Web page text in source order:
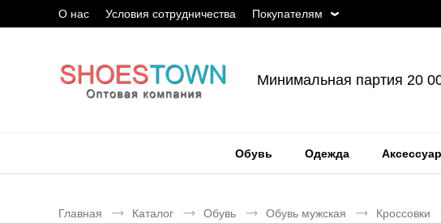
О нас Условия сотрудничества Покупателям
Минимальная партия 20
Обувь Одежда
Главная Каталог Обувь Обувь мужская Кроссовки